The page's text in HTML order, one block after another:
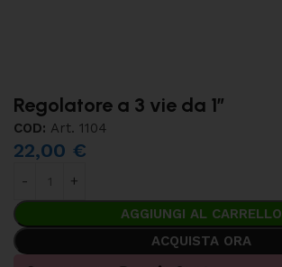
Regolatore a 3 vie da 1″
COD: Art. 1104
22,00 €
AGGIUNGI AL CARRELLO
ACQUISTA ORA